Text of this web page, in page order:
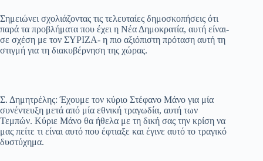
Σημειώνει σχολιάζοντας τις τελευταίες δημοσκοπήσεις ότι
παρά τα προβλήματα που έχει η Νέα Δημοκρατία, αυτή είναι-
σε σχέση με τον ΣΥΡΙΖΑ- η πιο αξιόπιστη πρόταση αυτή τη
στιγμή για τη διακυβέρνηση της χώρας.
Σ. Δημητρέλης: Έχουμε τον κύριο Στέφανο Μάνο για μία
συνέντευξη μετά από μία εθνική τραγωδία, αυτή των
Τεμπών. Κύριε Μάνο θα ήθελα με τη δική σας την κρίση να
μας πείτε τι είναι αυτό που έφτιαξε και έγινε αυτό το τραγικό
δυστύχημα.